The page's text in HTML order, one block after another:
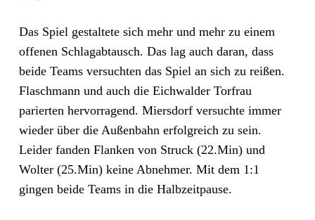
Das Spiel gestaltete sich mehr und mehr zu einem
offenen Schlagabtausch. Das lag auch daran, dass
beide Teams versuchten das Spiel an sich zu reißen.
Flaschmann und auch die Eichwalder Torfrau
parierten hervorragend. Miersdorf versuchte immer
wieder über die Außenbahn erfolgreich zu sein.
Leider fanden Flanken von Struck (22.Min) und
Wolter (25.Min) keine Abnehmer. Mit dem 1:1
gingen beide Teams in die Halbzeitpause.